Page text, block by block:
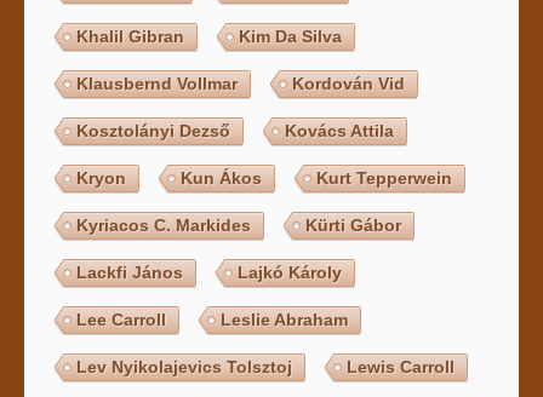
Khalil Gibran Kim Da Silva
Klausbernd Vollmar Kordován Vid
Kosztolányi Dezső Kovács Attila
Kryon Kun Ákos Kurt Tepperwein
Kyriacos C. Markides Kürti Gábor
Lackfi János Lajkó Károly
Lee Carroll Leslie Abraham
Lev Nyikolajevics Tolsztoj Lewis Carroll